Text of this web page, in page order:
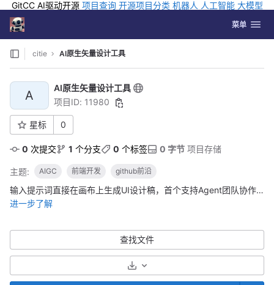
GitCC AI驱动开源 项目查询 开源项目分类 机器人 人工智能 大模型
排行
Skip to content
GitLab 切换导航
菜单
citie AI原生矢量设计工具
A
AI原生矢量设计工具
项目ID: 11980
星标 0
0 次提交 1 个分支 0 个标签 0 字节 项目存储
主题: AIGC 前端开发 github前沿
输入提示词直接在画布上生成UI设计稿，首个支持Agent团队协作的矢量设计工具
进一步了解
查找文件
选择下载格式